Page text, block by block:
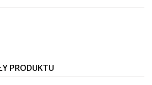
PRODUKTU